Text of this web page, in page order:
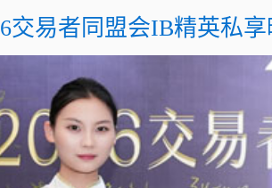
交易者同盟会IB精英私